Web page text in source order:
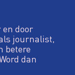
en door
journalist,
betere
dan